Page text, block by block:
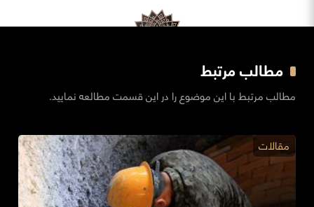
مطالب مرتبط
مطالب مرتبط با این موضوع را در این قسمت مطالعه نمایید.
مقالات